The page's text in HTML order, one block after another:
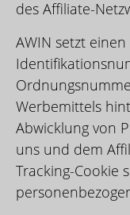
des Affiliate-
AWIN setzt
Werbemittels
Abwicklung von
uns und dem
Tracking-Cookie